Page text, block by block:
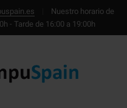
Nuestro horario de
- Tarde de 16:00 a 19:00h